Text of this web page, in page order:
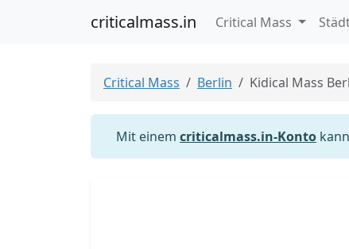
criticalmass.in Critical Mass
Critical Mass Berlin Kidical Mass
Mit einem criticalmass.in-Konto